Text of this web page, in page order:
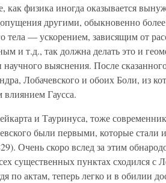
как физика иногда оказывается
другими, обыкновенно
тела — ускорением, зависящим от
и т.д., так должна делать это и
выяснения. После
Лобачевского и обоих Боли, из
Гаусса.
и Тауринуса, тоже
были первыми, которые стали
Очень скоро вслед за этим
существенных пунктах сходился с
по актам, теперь легко и в обилии